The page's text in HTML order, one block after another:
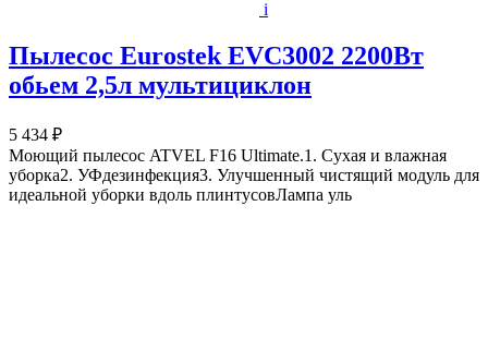
i
Пылесос Eurostek EVC3002 2200Вт
обьем 2,5л мультициклон
5 434 ₽
Моющий пылесос ATVEL F16 Ultimate.1. Сухая и влажная
уборка2. УФдезинфекция3. Улучшенный чистящий модуль для
идеальной уборки вдоль плинтусовЛампа уль